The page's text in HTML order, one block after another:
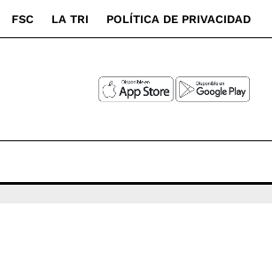
FSC LA TRI POLÍTICA DE PRIVACIDAD